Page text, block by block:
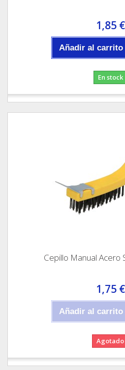
1,85 €
Añadir al carrito
En stock
Cepillo Manual Acero
1,75 €
Añadir al carrito
Agotado